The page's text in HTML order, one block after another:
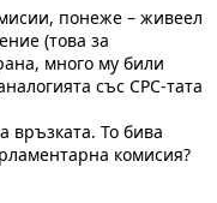
понеже – живеел
(това за
много му били
със СРС-тата
връзката. То бива
комисия?